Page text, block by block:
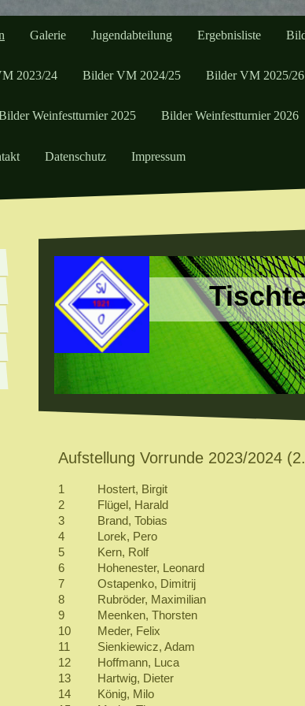
Galerie Jugendabteilung Ergebnisliste
2023/24 Bilder VM 2024/25 Bilder VM 2025/26
Weinfestturnier 2025 Bilder Weinfestturnier 2026
Datenschutz Impressum
Aufstellung Vorrunde 2023/2024
1
Hostert, Birgit
2
Flügel, Harald
3
Brand, Tobias
4
Lorek, Pero
5
Kern, Rolf
6
Hohenester, Leonard
7
Ostapenko, Dimitrij
8
Rubröder, Maximilian
9
Meenken, Thorsten
10
Meder, Felix
11
Sienkiewicz, Adam
12
Hoffmann, Luca
13
Hartwig, Dieter
14
König, Milo